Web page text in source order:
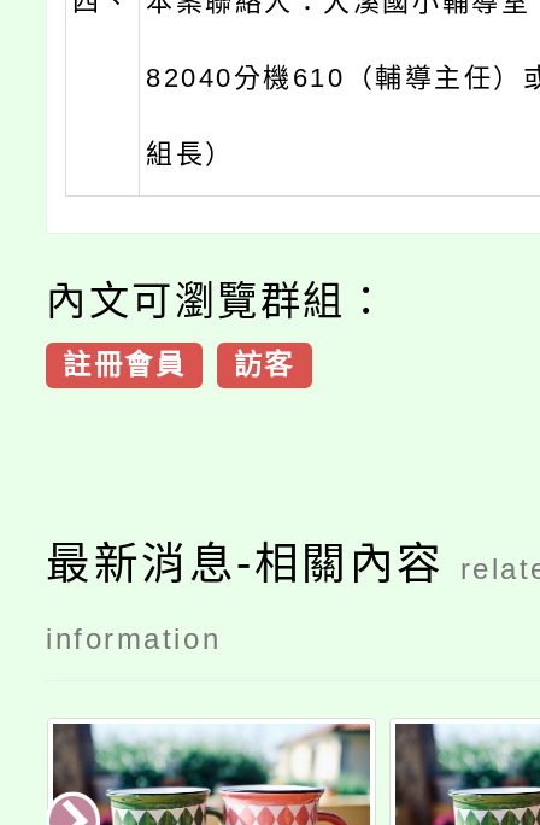
82040分機610（輔導主任）
組長）
內文可瀏覽群組：
註冊會員 訪客
最新消息-相關內容
information